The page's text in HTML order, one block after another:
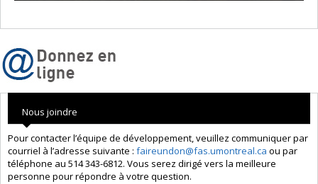
Nous joindre
Pour contacter l’équipe de développement, veuillez communiquer par
courriel à l’adresse suivante : faireundon@fas.umontreal.ca ou par
téléphone au 514 343-6812. Vous serez dirigé vers la meilleure
personne pour répondre à votre question.